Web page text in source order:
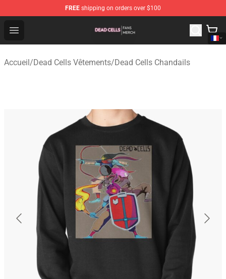
FREE shipping on orders over $100
Open menu
Dead Cells Shop - Official Dead Cells Merchandise Store
Accueil/Dead Cells Vêtements/Dead Cells Chandails